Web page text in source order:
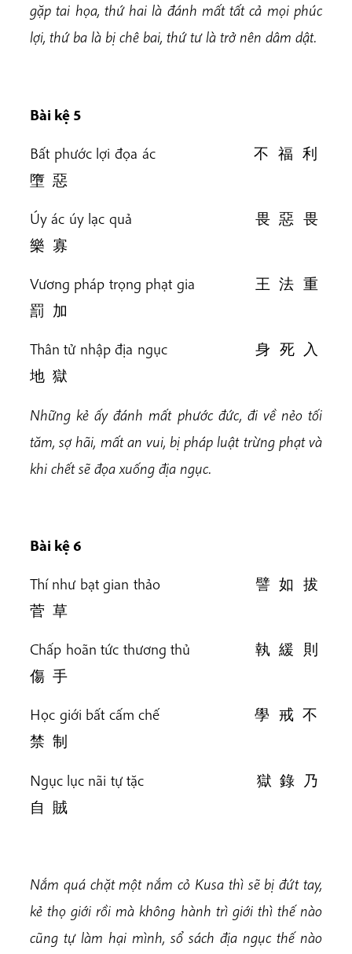
gặp tai họa, thứ hai là đánh mất tất cả mọi phúc
lợi, thứ ba là bị chê bai, thứ tư là trở nên dâm dật.
Bài kệ 5
Bất phước lợi đọa ác 不 福 利
墮 惡
Úy ác úy lạc quả 畏 惡 畏
樂 寡
Vương pháp trọng phạt gia 王 法 重
罰 加
Thân tử nhập địa ngục 身 死 入
地 獄
Những kẻ ấy đánh mất phước đức, đi về nẻo tối
tăm, sợ hãi, mất an vui, bị pháp luật trừng phạt và
khi chết sẽ đọa xuống địa ngục.
Bài kệ 6
Thí như bạt gian thảo 譬 如 拔
菅 草
Chấp hoãn tức thương thủ 執 緩 則
傷 手
Học giới bất cấm chế 學 戒 不
禁 制
Ngục lục nãi tự tặc 獄 錄 乃
自 賊
Nắm quá chặt một nắm cỏ Kusa thì sẽ bị đứt tay,
kẻ thọ giới rồi mà không hành trì giới thì thế nào
cũng tự làm hại mình, sổ sách địa ngục thế nào